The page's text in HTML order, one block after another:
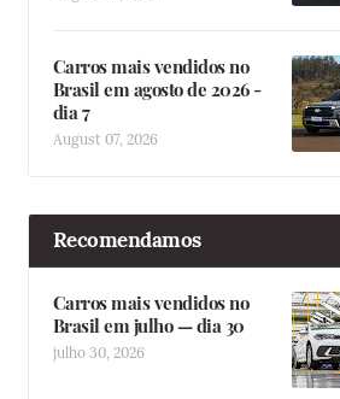
Carros mais vendidos no
Brasil em agosto de 2026 -
dia 7
August 07, 2026
Recomendamos
Carros mais vendidos no
Brasil em julho — dia 30
julho 30, 2026